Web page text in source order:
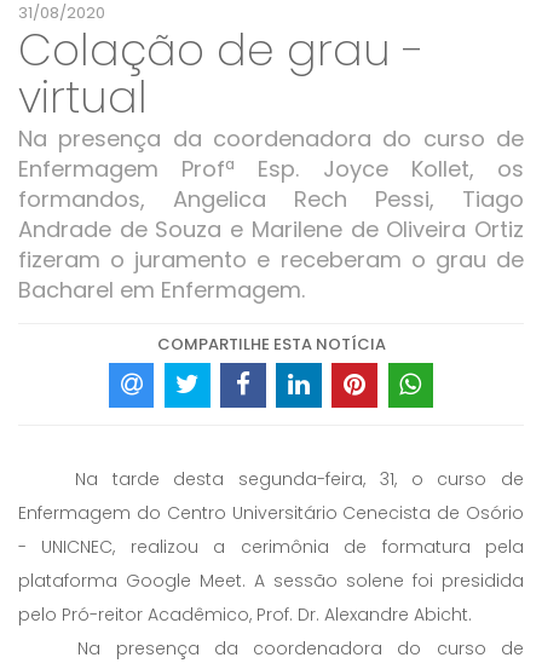
31/08/2020
Colação de grau -
virtual
Na presença da coordenadora do curso de
Enfermagem Profª Esp. Joyce Kollet, os
formandos, Angelica Rech Pessi, Tiago
Andrade de Souza e Marilene de Oliveira Ortiz
fizeram o juramento e receberam o grau de
Bacharel em Enfermagem.
COMPARTILHE ESTA NOTÍCIA
Na tarde desta segunda-feira, 31, o curso de
Enfermagem do Centro Universitário Cenecista de Osório
- UNICNEC, realizou a cerimônia de formatura pela
plataforma Google Meet. A sessão solene foi presidida
pelo Pró-reitor Acadêmico, Prof. Dr. Alexandre Abicht.
Na presença da coordenadora do curso de